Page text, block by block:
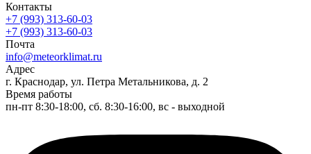
Контакты
+7 (993) 313-60-03
+7 (993) 313-60-03
Почта
info@meteorklimat.ru
Адрес
г. Краснодар, ул. Петра Метальникова, д. 2
Время работы
пн-пт 8:30-18:00, сб. 8:30-16:00, вс - выходной